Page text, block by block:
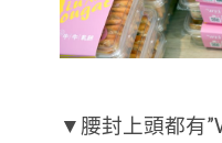
▼腰封上頭都有